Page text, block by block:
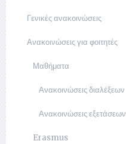
Γενικές ανακοινώσεις
Ανακοινώσεις για φοιτητές
Μαθήματα
Ανακοινώσεις διαλέξεων
Ανακοινώσεις εξετάσεων
Erasmus